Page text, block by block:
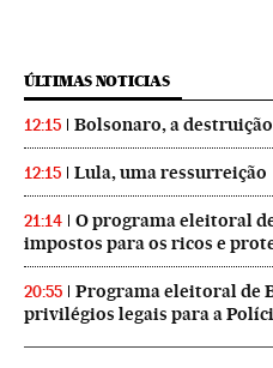
ÚLTIMAS NOTICIAS
12:15 Bolsonaro, a
12:15 Lula, uma ressurreição
21:14
O programa eleitoral
impostos para os ricos e
20:55
Programa eleitoral de
privilégios legais para a